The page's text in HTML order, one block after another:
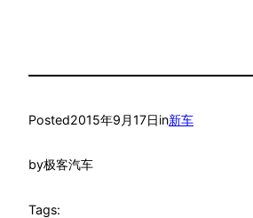
Posted2015年9月17日in新车
by极客汽车
Tags: